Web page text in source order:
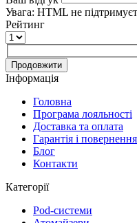
Увага: HTML не
Рейтинг
Продовжити
Інформація
Головна
Програма лояльності
Доставка та оплата
Гарантія і
Блог
Контакти
Категорії
Pod-системи